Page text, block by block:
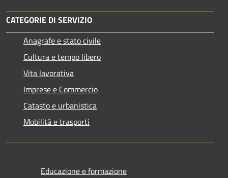
CATEGORIE DI SERVIZIO
Anagrafe e stato civile
Cultura e tempo libero
Vita lavorativa
Imprese e Commercio
Catasto e urbanistica
Mobilità e trasporti
Educazione e formazione